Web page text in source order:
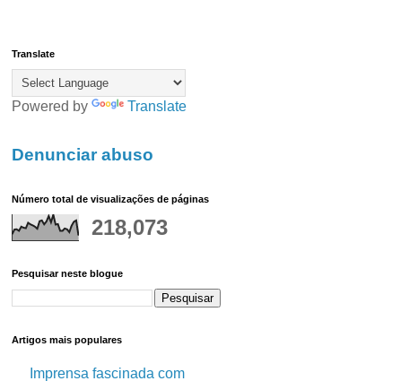
Translate
Powered by Translate
Denunciar abuso
Número total de visualizações de páginas
218,073
Pesquisar neste blogue
Artigos mais populares
Imprensa fascinada com